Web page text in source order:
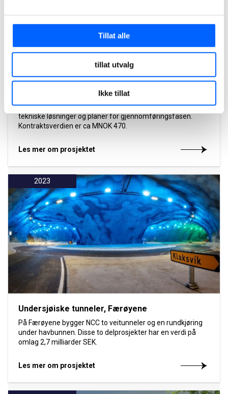
Tillat alle
tillat utvalg
Ikke tillat
Granåsen Idrettspark, Trondheim
NCC og Trondheim kommune signerte 9. april 2021 kontrakt
innledende samspillsfase ble prosjektet optimalisert, og
deltakerne i prosjektet utarbeidet sammen robuste
tekniske løsninger og planer for gjennomføringsfasen.
Kontraktsverdien er ca MNOK 470.
Les mer om prosjektet
2023
Undersjøiske tunneler, Færøyene
På Færøyene bygger NCC to veitunneler og en rundkjøring
under havbunnen. Disse to delprosjekter har en verdi på
omlag 2,7 milliarder SEK.
Les mer om prosjektet